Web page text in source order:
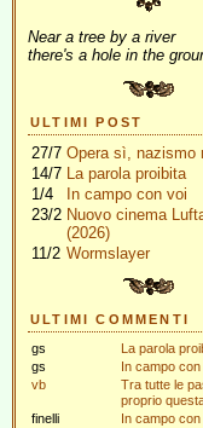
Near a tree by a river
there's a hole in the
ULTIMI POST
27/7 Opera sì, nazismo
14/7 La parola proibita
1/4
In campo con voi
23/2 Nuovo cinema
(2026)
11/2 Wormslayer
ULTIMI COMMENTI
gs
La parola
gs
In campo con
vb
Tra tutte le
proprio
finelli
In campo con